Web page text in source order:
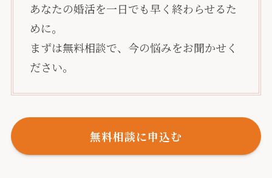
あなたの婚活を一日でも早く終わらせるた
めに。
まずは無料相談で、今の悩みをお聞かせく
ださい。
無料相談に申込む